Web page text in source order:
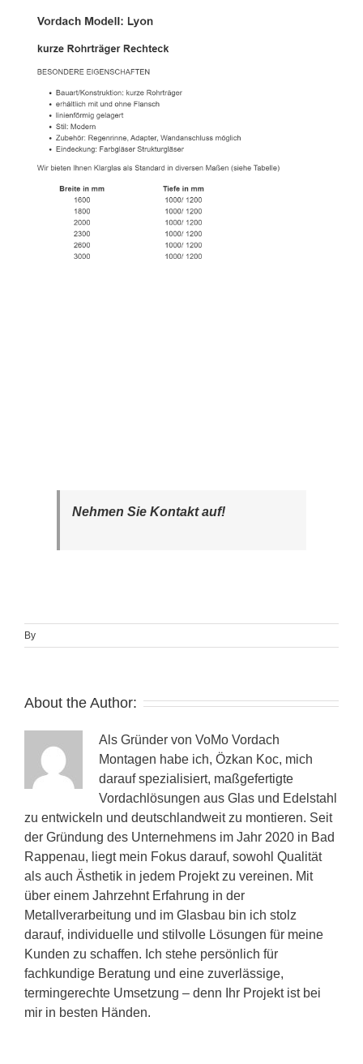
Nehmen Sie Kontakt auf!
By
About the Author:
Als Gründer von VoMo Vordach
Montagen habe ich, Özkan Koc, mich
darauf spezialisiert, maßgefertigte
Vordachlösungen aus Glas und Edelstahl
zu entwickeln und deutschlandweit zu montieren. Seit
der Gründung des Unternehmens im Jahr 2020 in Bad
Rappenau, liegt mein Fokus darauf, sowohl Qualität
als auch Ästhetik in jedem Projekt zu vereinen. Mit
über einem Jahrzehnt Erfahrung in der
Metallverarbeitung und im Glasbau bin ich stolz
darauf, individuelle und stilvolle Lösungen für meine
Kunden zu schaffen. Ich stehe persönlich für
fachkundige Beratung und eine zuverlässige,
termingerechte Umsetzung – denn Ihr Projekt ist bei
mir in besten Händen.